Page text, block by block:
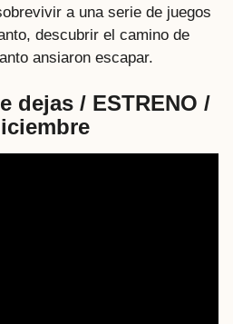
a una serie de juegos
descubrir el camino de
ansiaron escapar.
dejas / ESTRENO /